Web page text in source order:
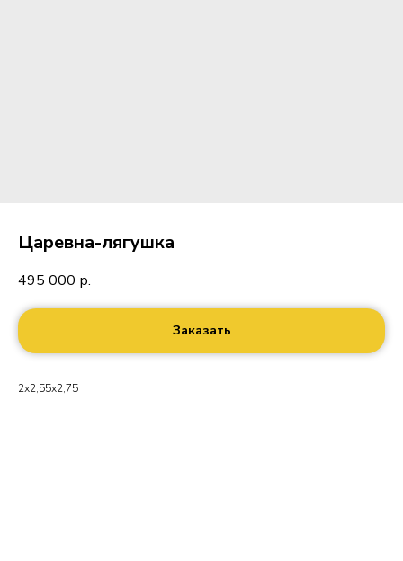
Царевна-лягушка
495 000 р.
Заказать
2х2,55х2,75